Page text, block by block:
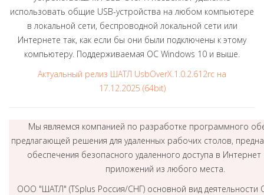
использовать общие USB-устройства на любом компьютере
в локальной сети, беспроводной локальной сети или
Интернете так, как если бы они были подключены к этому
компьютеру. Поддерживаемая ОС Windows 10 и выше.
Актуальный релиз ШАТЛ UsbOverX.1.0.2.612rc на
17.12.2025 (64bit)
Мы являемся компанией по разработке программного
предлагающей решения для удаленных рабочих столов,
обеспечения безопасного удаленного доступа в Интернет
приложений из любого места.
ООО "ШАТЛ" (TSplus Россия/СНГ) основной вид деятельности